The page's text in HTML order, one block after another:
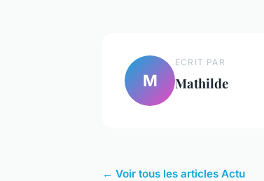
M
ECRIT PAR
Mathilde
← Voir tous les articles Actu